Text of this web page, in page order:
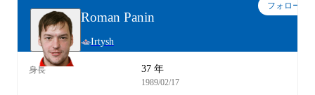
Roman Panin
Irtysh
フォロー
身長 37 年
1989/02/17